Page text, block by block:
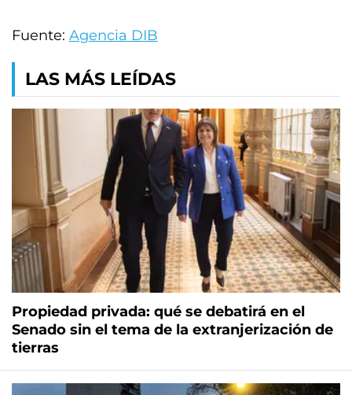
Fuente: Agencia DIB
LAS MÁS LEÍDAS
Propiedad privada: qué se debatirá en el
Senado sin el tema de la extranjerización de
tierras